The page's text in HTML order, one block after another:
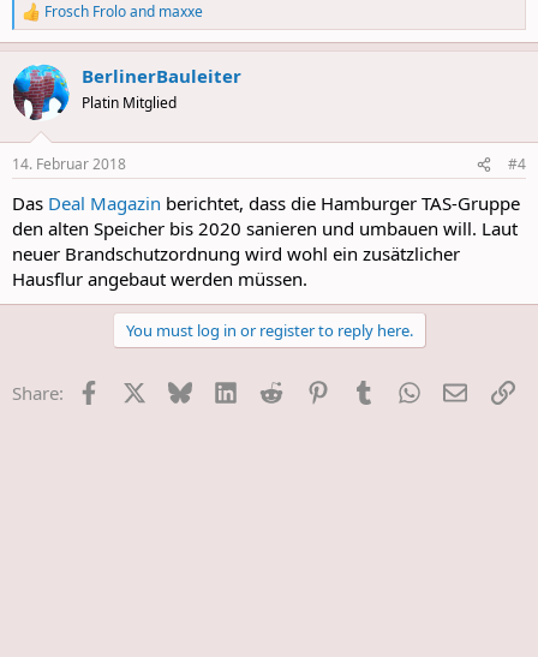
R
e
a
c
t
i
s
Frosch Froloand maxxe
BerlinerBauleiter
Platin Mitglied
14. Februar 2018 #4
Das Deal Magazin berichtet, dass die Hamburger TAS-Gruppe
den alten Speicher bis 2020 sanieren und umbauen will. Laut
neuer Brandschutzordnung wird wohl ein zusätzlicher
Hausflur angebaut werden müssen.
You must log in or register to reply here.
Share: Facebook Bluesky LinkedInReddit PinterestTumblrWhatsApp
E-Mail